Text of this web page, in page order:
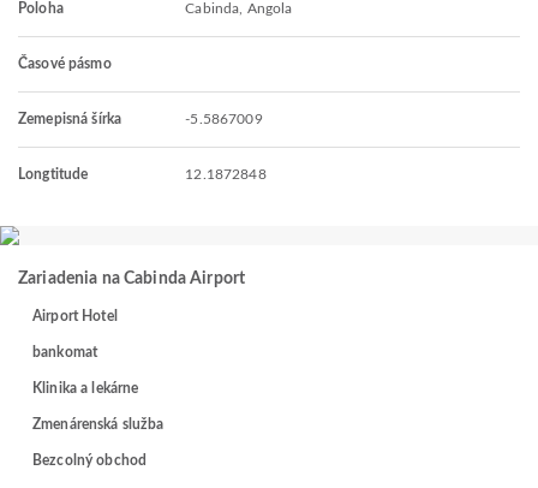
Poloha Cabinda, Angola
Časové pásmo
Zemepisná šírka -5.5867009
Longtitude 12.1872848
Zariadenia na Cabinda Airport
Airport Hotel
bankomat
Klinika a lekárne
Zmenárenská služba
Bezcolný obchod